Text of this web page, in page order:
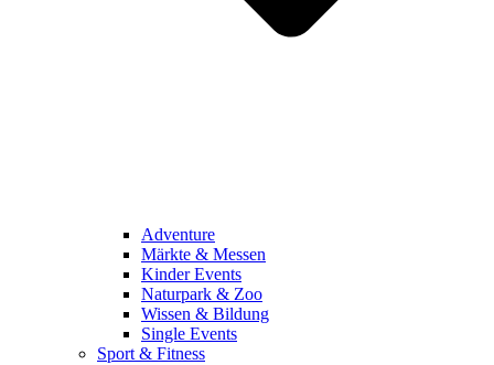
Adventure
Märkte & Messen
Kinder Events
Naturpark & Zoo
Wissen & Bildung
Single Events
Sport & Fitness